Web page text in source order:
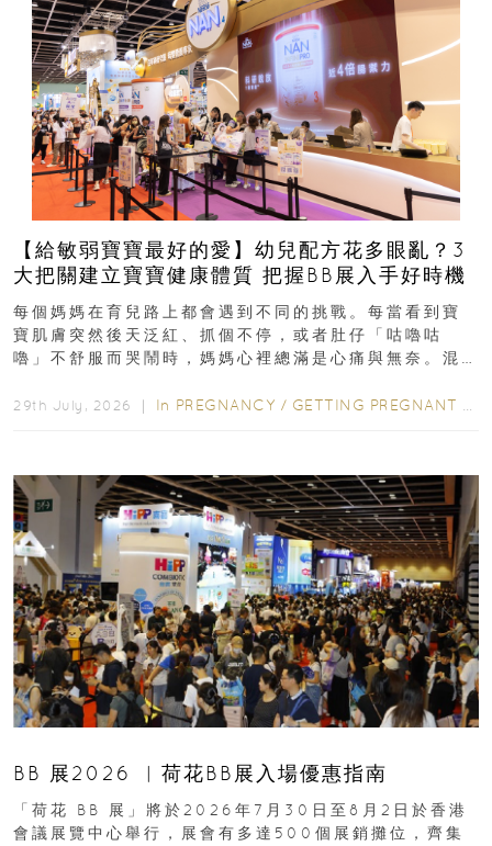
【給敏弱寶寶最好的愛】幼兒配方花多眼亂？3
大把關建立寶寶健康體質 把握BB展入手好時機
每個媽媽在育兒路上都會遇到不同的挑戰。每當看到寶
寶肌膚突然後天泛紅、抓個不停，或者肚仔「咕嚕咕
嚕」不舒服而哭鬧時，媽媽心裡總滿是心痛與無奈。混
29th July, 2026 ｜ In PREGNANCY / GETTING PREGNANT
BB 展2026 ︳荷花BB展入場優惠指南
「荷花 BB 展」將於2026年7月30日至8月2日於香港
會議展覽中心舉行，展會有多達500個展銷攤位，齊集